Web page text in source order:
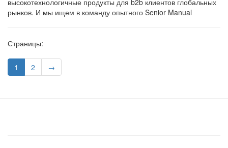
высокотехнологичные продукты для b2b клиентов глобальных
рынков. И мы ищем в команду опытного Senior Manual
Страницы:
1 2 →